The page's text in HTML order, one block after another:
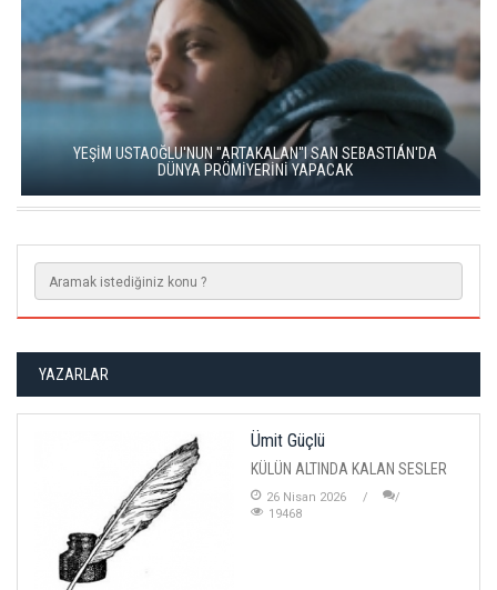
YEŞİM USTAOĞLU'NUN "ARTAKALAN"I SAN SEBASTIÁN'DA
DÜNYA PRÖMİYERİNİ YAPACAK
YAZARLAR
Ümit Güçlü
KÜLÜN ALTINDA KALAN SESLER
26 Nisan 2026
19468